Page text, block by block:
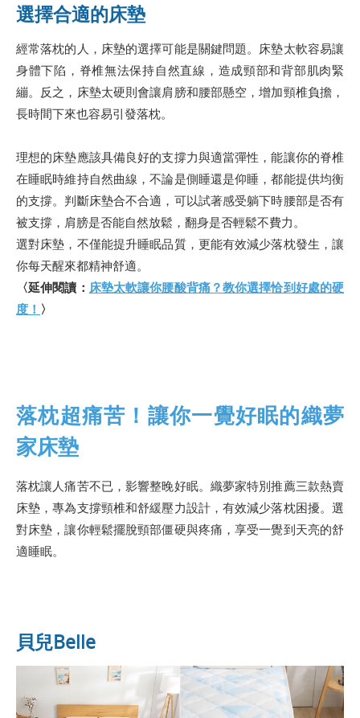
選擇合適的床墊
經常落枕的人，床墊的選擇可能是關鍵問題。床墊太軟容易讓
身體下陷，脊椎無法保持自然直線，造成頸部和背部肌肉緊
繃。反之，床墊太硬則會讓肩膀和腰部懸空，增加頸椎負擔，
長時間下來也容易引發落枕。
理想的床墊應該具備良好的支撐力與適當彈性，能讓你的脊椎
在睡眠時維持自然曲線，不論是側睡還是仰睡，都能提供均衡
的支撐。判斷床墊合不合適，可以試著感受躺下時腰部是否有
被支撐，肩膀是否能自然放鬆，翻身是否輕鬆不費力。
選對床墊，不僅能提升睡眠品質，更能有效減少落枕發生，讓
你每天醒來都精神舒適。
〈延伸閱讀： 床墊太軟讓你腰酸背痛？教你選擇恰到好處的硬
度！ 〉
落枕超痛苦！讓你一覺好眠的織夢
家床墊
落枕讓人痛苦不已，影響整晚好眠。織夢家特別推薦三款熱賣
床墊，專為支撐頸椎和舒緩壓力設計，有效減少落枕困擾。選
對床墊，讓你輕鬆擺脫頸部僵硬與疼痛，享受一覺到天亮的舒
適睡眠。
貝兒Belle